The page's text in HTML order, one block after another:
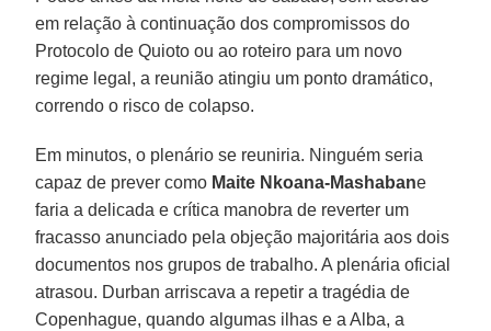
em relação à continuação dos compromissos do
Protocolo de Quioto ou ao roteiro para um novo
regime legal, a reunião atingiu um ponto dramático,
correndo o risco de colapso.
Em minutos, o plenário se reuniria. Ninguém seria
capaz de prever como Maite Nkoana-Mashabane
faria a delicada e crítica manobra de reverter um
fracasso anunciado pela objeção majoritária aos dois
documentos nos grupos de trabalho. A plenária oficial
atrasou. Durban arriscava a repetir a tragédia de
Copenhague, quando algumas ilhas e a Alba, a